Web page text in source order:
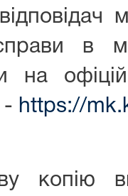
в
на
- https://
копію